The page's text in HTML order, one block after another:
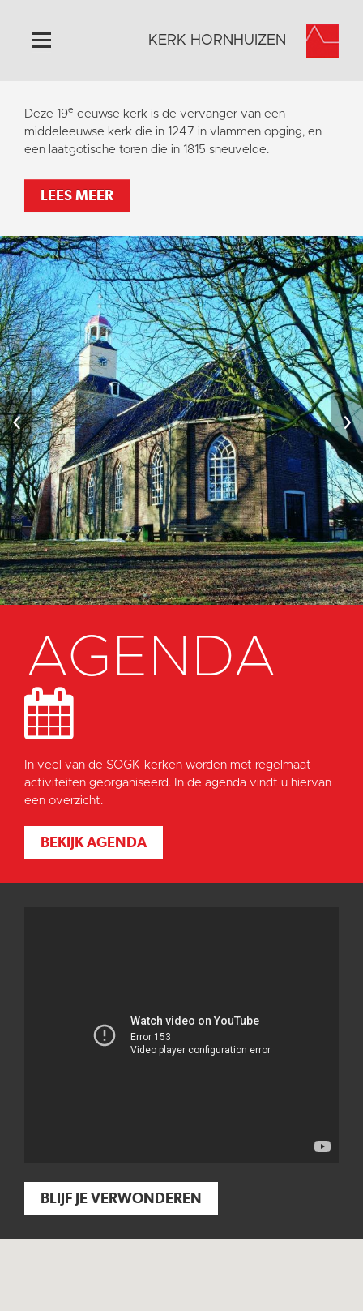
Home
Algemeen
Omgeving
Activiteiten
Steun ons
Contact
Vaktaal
KERK HORNHUIZEN
Deze 19e eeuwse kerk is de vervanger van een
middeleeuwse kerk die in 1247 in vlammen opging, en
een laatgotische toren die in 1815 sneuvelde.
LEES MEER
‹ ›
AGENDA
In veel van de SOGK-kerken worden met regelmaat
activiteiten georganiseerd. In de agenda vindt u hiervan
een overzicht.
BEKIJK AGENDA
BLIJF JE VERWONDEREN